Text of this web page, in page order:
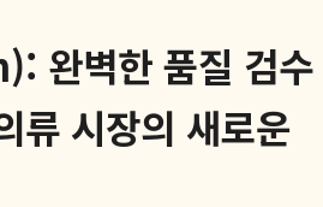
완벽한 품질 검수
류 시장의 새로운